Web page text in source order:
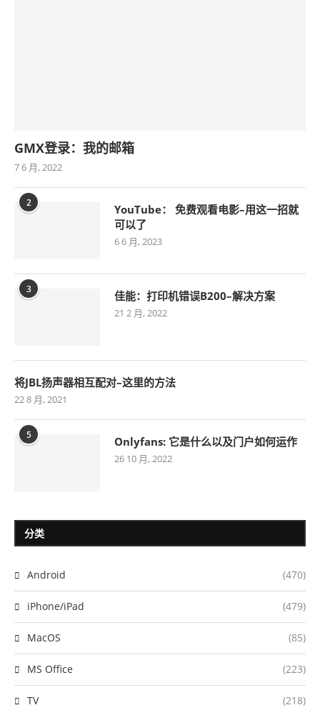
GMX登录：我的邮箱
7 6 月, 2022
2
YouTube： 免费观看电影–用这一招就
可以了
6 6 月, 2023
3 佳能：打印机错误B200–解决方案
21 2 月, 2022
将JBL扬声器相互配对–这里的方法
22 8 月, 2021
5 Onlyfans: 它是什么以及门户如何运作
26 10 月, 2022
分类
Android (470)
iPhone/iPad (479)
MacOS (85)
MS Office (223)
TV (218)